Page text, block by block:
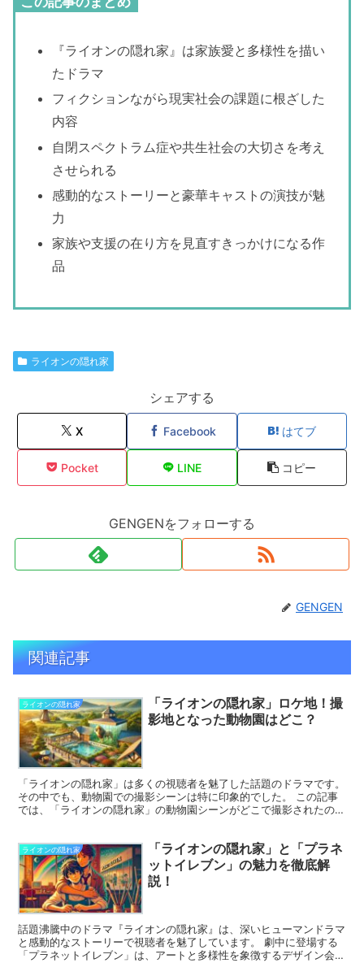
『ライオンの隠れ家』は家族愛と多様性を描い
たドラマ
フィクションながら現実社会の課題に根ざした
内容
自閉スペクトラム症や共生社会の大切さを考え
させられる
感動的なストーリーと豪華キャストの演技が魅
力
家族や支援の在り方を見直すきっかけになる作
品
ライオンの隠れ家
シェアする
X Facebook はてブ
Pocket LINE コピー
GENGENをフォローする
GENGEN
関連記事
ライオンの隠れ家
「ライオンの隠れ家」ロケ地！撮
影地となった動物園はどこ？
「ライオンの隠れ家」は多くの視聴者を魅了した話題のドラマです。
その中でも、動物園での撮影シーンは特に印象的でした。 この記事
では、「ライオンの隠れ家」の動物園シーンがどこで撮影されたの
ライオンの隠れ家
「ライオンの隠れ家」と「プラネ
ットイレブン」の魅力を徹底解
説！
話題沸騰中のドラマ『ライオンの隠れ家』は、深いヒューマンドラマ
と感動的なストーリーで視聴者を魅了しています。 劇中に登場する
「プラネットイレブン」は、アートと多様性を象徴するデザイン会社